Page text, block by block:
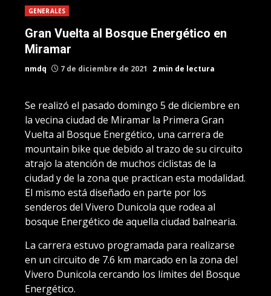
GENERALES
Gran Vuelta al Bosque Energético en
Miramar
nmdq 7 de diciembre de 2021 2 min de lectura
Se realizó el pasado domingo 5 de diciembre en
la vecina ciudad de Miramar la Primera Gran
Vuelta al Bosque Energético, una carrera de
mountain bike que debido al trazo de su circuito
atrajo la atención de muchos ciclistas de la
ciudad y de la zona que practican esta modalidad.
El mismo está diseñado en parte por los
senderos del Vivero Dunicola que rodea al
bosque Energético de aquella ciudad balnearia.
La carrera estuvo programada para realizarse
en un circuito de 7.6 km marcado en la zona del
Vivero Dunicola cercando los límites del Bosque
Energético.